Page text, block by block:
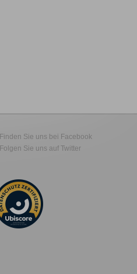
Finden Sie uns bei Facebook
Folgen Sie uns auf Twitter